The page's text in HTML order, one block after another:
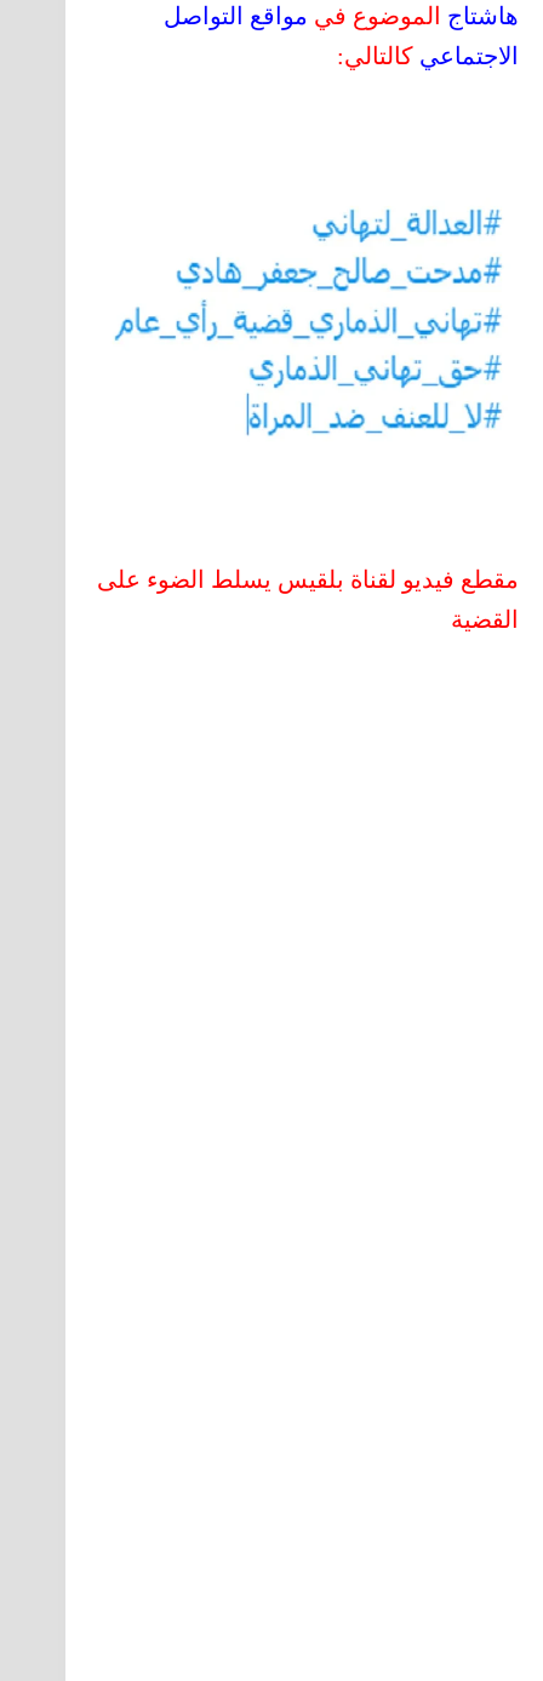
هاشتاج الموضوع في مواقع التواصل
الاجتماعي كالتالي:
مقطع فيديو لقناة بلقيس يسلط الضوء على
القضية